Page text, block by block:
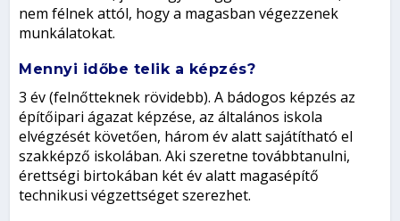
nem félnek attól, hogy a magasban végezzenek
munkálatokat.
Mennyi időbe telik a képzés?
3 év (felnőtteknek rövidebb). A bádogos képzés az
építőipari ágazat képzése, az általános iskola
elvégzését követően, három év alatt sajátítható el
szakképző iskolában. Aki szeretne továbbtanulni,
érettségi birtokában két év alatt magasépítő
technikusi végzettséget szerezhet.